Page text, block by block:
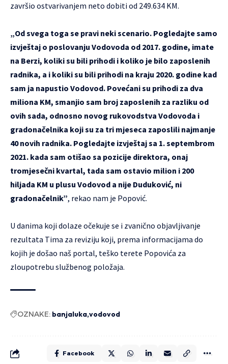
završio ostvarivanjem neto dobiti od 249.634 KM.
„Od svega toga se pravi neki scenario. Pogledajte samo
izvještaj o poslovanju Vodovoda od 2017. godine, imate
na Berzi, koliki su bili prihodi i koliko je bilo zaposlenih
radnika, a i koliki su bili prihodi na kraju 2020. godine kad
sam ja napustio Vodovod. Povećani su prihodi za dva
miliona KM, smanjio sam broj zaposlenih za razliku od
ovih sada, odnosno novog rukovodstva Vodovoda i
gradonačelnika koji su za tri mjeseca zaposlili najmanje
40 novih radnika. Pogledajte izvještaj sa 1. septembrom
2021. kada sam otišao sa pozicije direktora, onaj
tromjesečni kvartal, tada sam ostavio milion i 200
hiljada KM u plusu Vodovod a nije Duduković, ni
gradonačelnik”, rekao nam je Popović.
U danima koji dolaze očekuje se i zvanično objavljivanje
rezultata Tima za reviziju koji, prema informacijama do
kojih je došao naš portal, teško terete Popovića za
zloupotrebu službenog položaja.
OZNAKE: banjaluka vodovod
Facebook